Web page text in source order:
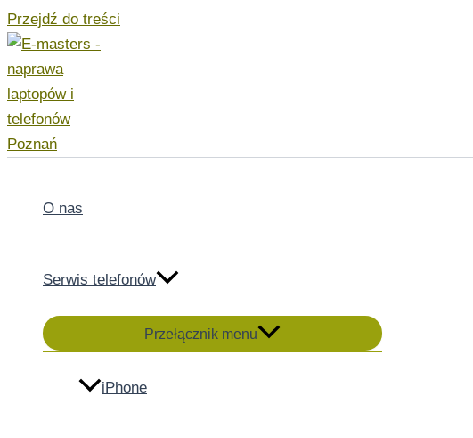
Przejdź do treści
O nas
Serwis telefonów
Przełącznik menu
iPhone